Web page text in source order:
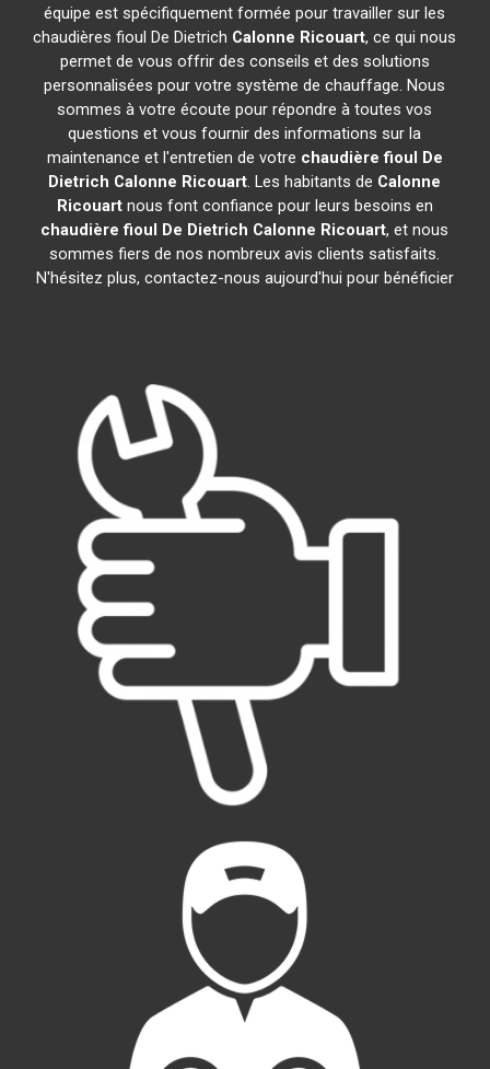
équipe est spécifiquement formée pour travailler sur les
chaudières fioul De Dietrich Calonne Ricouart, ce qui nous
permet de vous offrir des conseils et des solutions
personnalisées pour votre système de chauffage. Nous
sommes à votre écoute pour répondre à toutes vos
questions et vous fournir des informations sur la
maintenance et l'entretien de votre chaudière fioul De
Dietrich Calonne Ricouart. Les habitants de Calonne
Ricouartnous font confiance pour leurs besoins en
chaudière fioul De Dietrich Calonne Ricouart, et nous
sommes fiers de nos nombreux avis clients satisfaits.
N'hésitez plus, contactez-nous aujourd'hui pour bénéficier